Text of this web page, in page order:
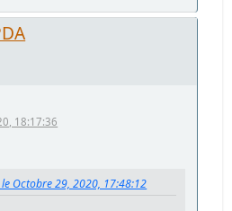
18:17:36
Octobre 29, 2020, 17:48:12